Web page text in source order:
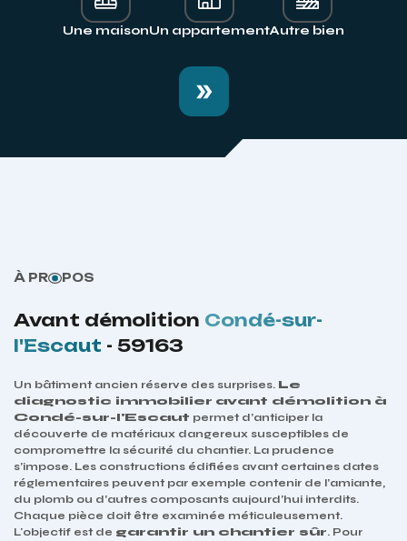
Une maisonUn appartementAutre bien
À PR POS
Avant démolition Condé-sur-
l'Escaut - 59163
Un bâtiment ancien réserve des surprises. Le
diagnostic immobilier avant démolition à
Condé-sur-l'Escaut permet d’anticiper la
découverte de matériaux dangereux susceptibles de
compromettre la sécurité du chantier. La prudence
s’impose. Les constructions édifiées avant certaines dates
réglementaires peuvent par exemple contenir de l’amiante,
du plomb ou d’autres composants aujourd’hui interdits.
Chaque pièce doit être examinée méticuleusement.
L'objectif est de garantir un chantier sûr. Pour